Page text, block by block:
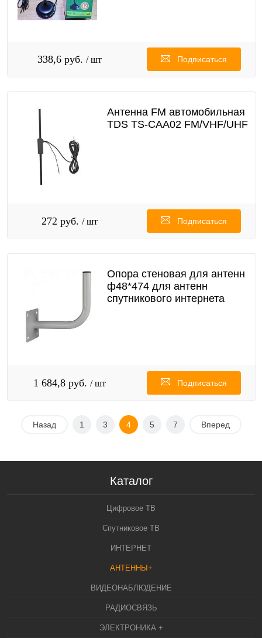
338,6 руб. / шт Подписаться
Антенна FM автомобильная
TDS TS-CAA02 FM/VHF/UHF
272 руб. / шт Подписаться
Опора стеновая для антенн
ф48*474 для антенн
спутникового интернета
1 684,8 руб. / шт Подписаться
Назад 1 3 4 5 7 Вперед
Каталог
Цифровое ТВ
Спутниковое ТВ
ИНТЕРНЕТ
АНТЕННЫ+
ВИДЕОНАБЛЮДЕНИЕ
РАДИОСВЯЗЬ
ЭЛЕКТРОНИКА +